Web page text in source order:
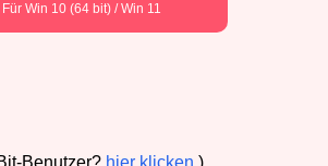
Für Win 10 (64 bit) / Win 11
Benutzer? hier klicken )